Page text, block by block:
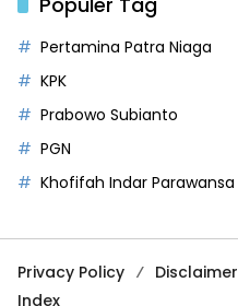
Pertamina Patra Niaga
KPK
Prabowo Subianto
PGN
Khofifah Indar Parawansa
Privacy Policy Disclaimer
Index